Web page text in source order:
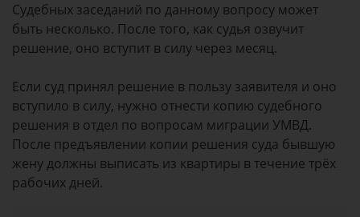
Судебных заседаний по данному вопросу может
быть несколько. После того, как судья озвучит
решение, оно вступит в силу через месяц.
Если суд принял решение в пользу заявителя и оно
вступило в силу, нужно отнести копию судебного
решения в отдел по вопросам миграции УМВД.
После предъявлении копии решения суда бывшую
жену должны выписать из квартиры в течение трёх
рабочих дней.